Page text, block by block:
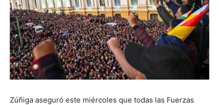
Zúñiga aseguró este miércoles que todas las Fuerzas